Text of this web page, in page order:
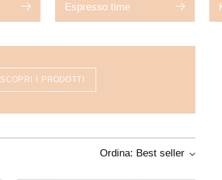
Espresso time
SCOPRI I PRODOTTI
Ordina: Best seller